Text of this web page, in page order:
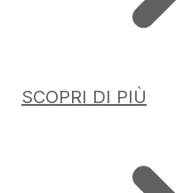
SCOPRI DI PIÙ